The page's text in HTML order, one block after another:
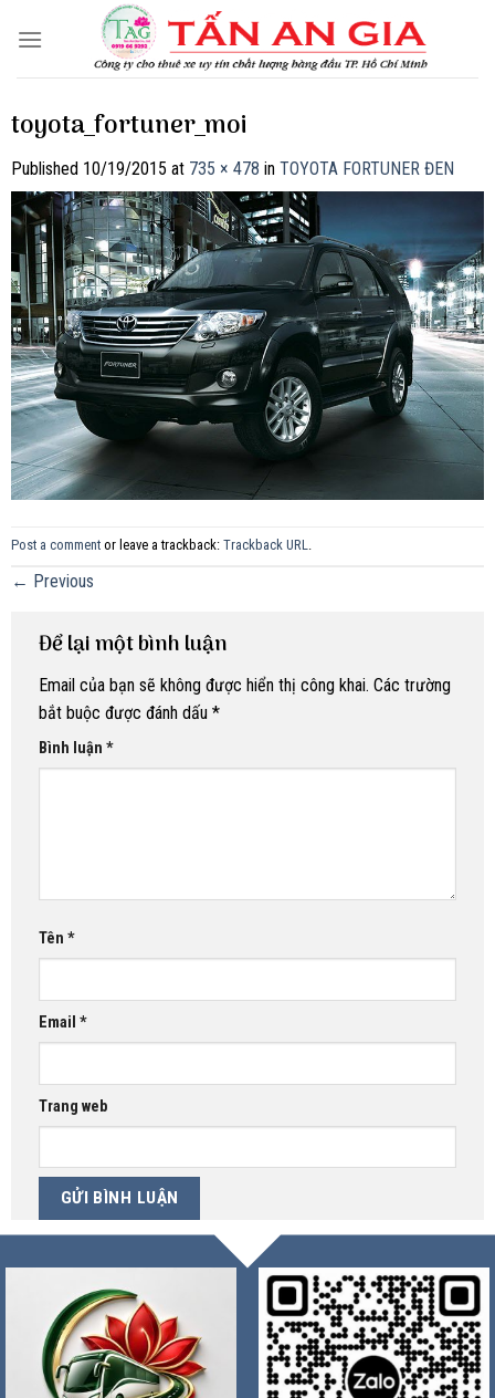
toyota_fortuner_moi
Published 10/19/2015 at 735 × 478 in TOYOTA FORTUNER ĐEN
Post a comment or leave a trackback: Trackback URL
← Previous
Để lại một bình luận
Email của bạn sẽ không được hiển thị công khai. Các trường
bắt buộc được đánh dấu *
Bình luận *
Tên *
Email *
Trang web